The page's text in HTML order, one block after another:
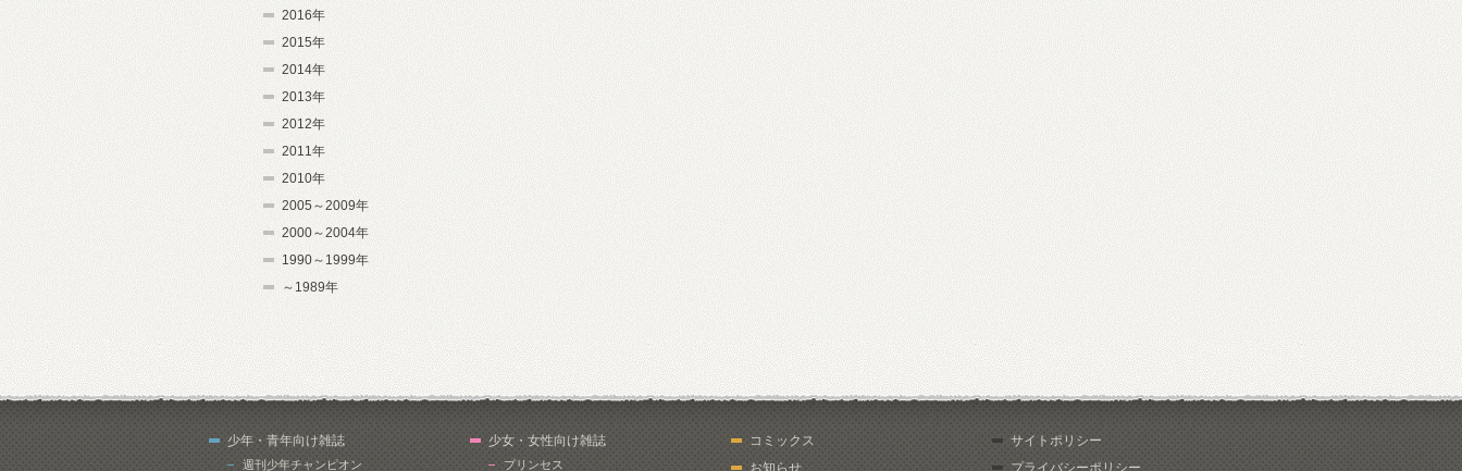
2016年
2015年
2014年
2013年
2012年
2011年
2010年
2005～2009年
2000～2004年
1990～1999年
～1989年
少年・青年向け雑誌
週刊少年チャンピオン
少女・女性向け雑誌
プリンセス
コミックス
お知らせ
サイトポリシー
プライバシーポリシー